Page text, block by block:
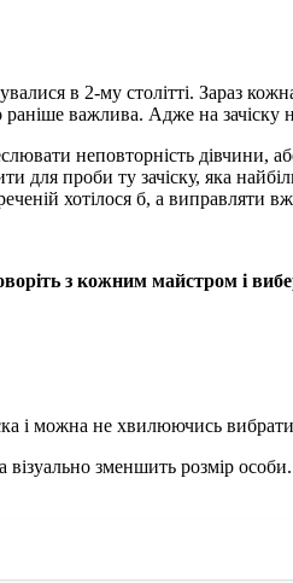
в 2-му столітті. Зараз
важлива. Адже на зачіску
неповторність
для проби ту зачіску, яка
хотілося б, а виправляти
з кожним майстром і
і можна не хвилюючись вибрати
зменшить розмір